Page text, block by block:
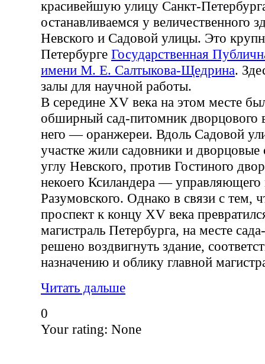
красивейшую улицу Санкт-
останавливаемся у величественного
Невского и Садовой улицы. Это
Петербурге Государственная
имени М. Е. Салтыкова-Щедрина.
залы для научной работы.
В середине XV века на этом месте
обширный сад-питомник дворцового
него — оранжереи. Вдоль Садовой
участке жили садовники и дворцовые
углу Невского, против Гостиного
некоего Ксиландера — управляющего
Разумовского. Однако в связи с тем,
проспект к концу XV века
магистраль Петербурга, на месте
решено воздвигнуть здание,
назначению и облику главной
Читать дальше
0
Your rating: None